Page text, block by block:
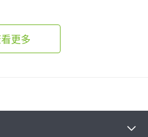
更多